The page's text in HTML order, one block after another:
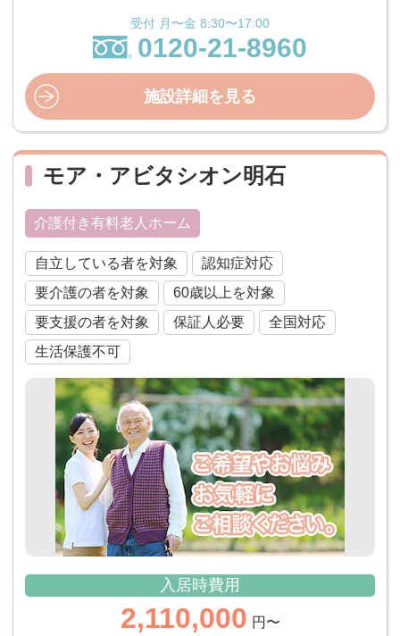
受付 月〜金 8:30〜17:00
0120-21-8960
施設詳細を見る
モア・アビタシオン明石
介護付き有料老人ホーム
自立している者を対象
認知症対応
要介護の者を対象
60歳以上を対象
要支援の者を対象
保証人必要
全国対応
生活保護不可
入居時費用
2,110,000 円〜